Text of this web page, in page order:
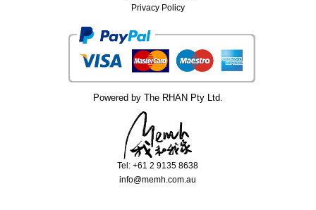
Privacy Policy
Powered by The RHAN Pty Ltd.
Tel: +61 2 9135 8638
info@memh.com.au